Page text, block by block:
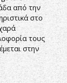
από την
στο
τους
στην